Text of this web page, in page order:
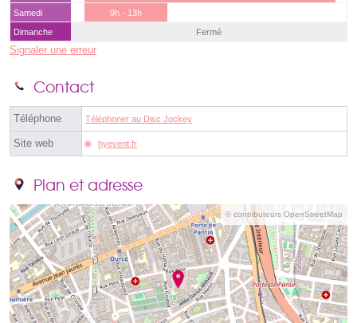
Samedi
9h - 13h
Dimanche
Fermé
Signaler une erreur
Contact
Téléphone Téléphoner au Disc Jockey
Site web hyevent.fr
Plan et adresse
© contributeurs OpenStreetMap